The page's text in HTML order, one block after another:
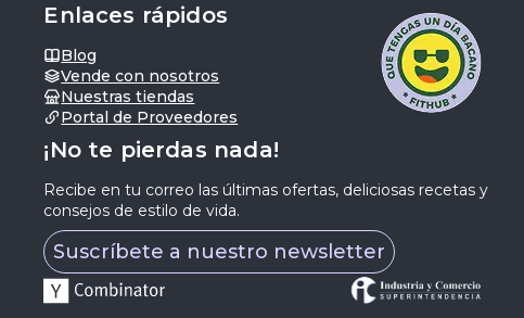
Enlaces rápidos
Blog
Vende con nosotros
Nuestras tiendas
Portal de Proveedores
¡No te pierdas nada!
Recibe en tu correo las últimas ofertas, deliciosas recetas y
consejos de estilo de vida.
Suscríbete a nuestro newsletter